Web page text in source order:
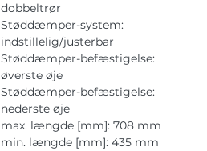
dobbeltrør
Støddæmper-system:
indstillelig/justerbar
Støddæmper-befæstigelse:
øverste øje
Støddæmper-befæstigelse:
nederste øje
max. længde [mm]: 708 mm
min. længde [mm]: 435 mm